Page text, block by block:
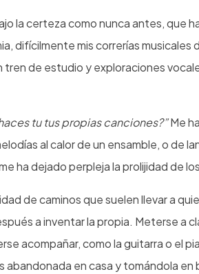
la certeza como nunca antes, que
difícilmente mis correrías musicales
tren de estudio y exploraciones
tu tus propias canciones?”Me
al calor de un ensamble, o de
ha dejado perpleja la prolijidad de
de caminos que suelen llevar a
a inventar la propia. Meterse a
acompañar, como la guitarra o el
abandonada en casa y tomándola